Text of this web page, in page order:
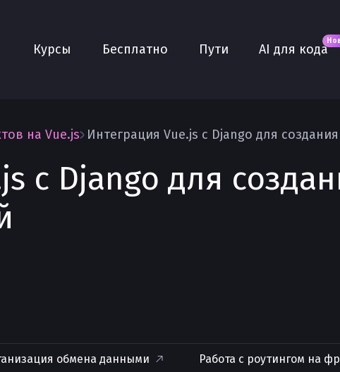
Курсы Бесплатно Пути AI для кода
О нас
AI Собеседование
Проекты
на Vue.js
с Django для
обмена данными
Работа с роутингом на